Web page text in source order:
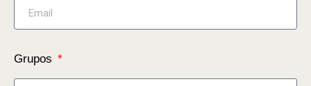
Grupos